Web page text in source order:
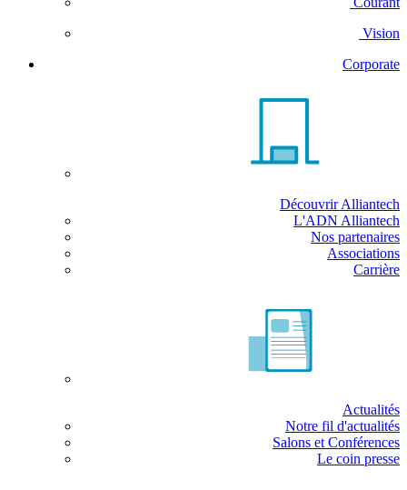
Vision
Corporate
Découvrir Alliantech
L'ADN Alliantech
Nos partenaires
Associations
Carrière
Actualités
Notre fil d'actualités
Salons et Conférences
Le coin presse